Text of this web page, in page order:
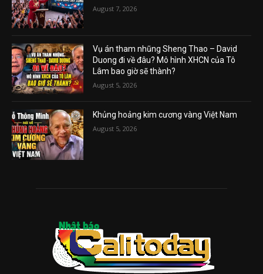
August 7, 2026
Vụ án tham nhũng Sheng Thao – David
Duong đi về đâu? Mô hình XHCN của Tô
Lâm bao giờ sẽ thành?
August 5, 2026
Khủng hoảng kim cương vàng Việt Nam
August 5, 2026